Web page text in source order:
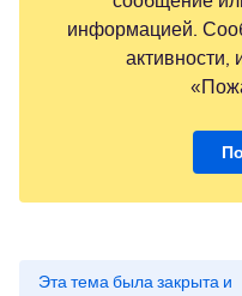
информацией.
активности,
Эта тема была закрыта и